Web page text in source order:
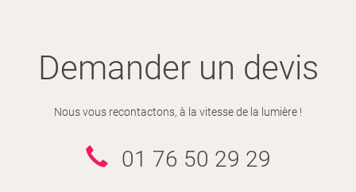
Demander un devis
Nous vous recontactons, à la vitesse de la lumière !
01 76 50 29 29